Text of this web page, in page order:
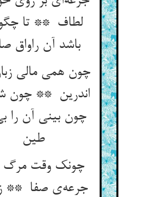
لطاف ** تا
باشد آن راواق صاف
چون همی مالی
اندرین ** چون
چون بینی آن را
چونک وقت مرگ
جرعه‌ی صفا **